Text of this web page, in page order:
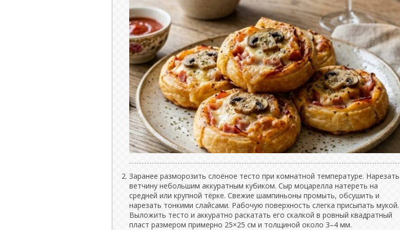
Заранее разморозить слоёное тесто при комнатной температуре. Нарезать
ветчину небольшим аккуратным кубиком. Сыр моцарелла натереть на
средней или крупной тёрке. Свежие шампиньоны промыть, обсушить и
нарезать тонкими слайсами. Рабочую поверхность слегка присыпать мукой.
Выложить тесто и аккуратно раскатать его скалкой в ровный квадратный
пласт размером примерно 25×25 см и толщиной около 3–4 мм.